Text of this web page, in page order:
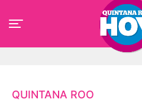
QUINTANA ROO